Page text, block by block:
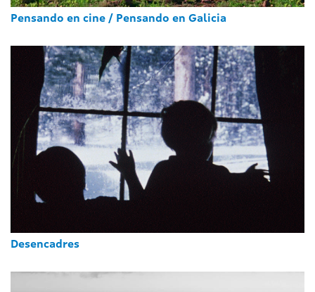
Pensando en cine / Pensando en Galicia
Desencadres